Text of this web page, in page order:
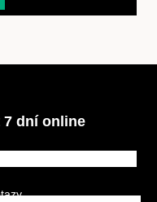
7 dní online